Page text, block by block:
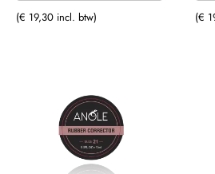
(€ 19,30 incl. btw) (€